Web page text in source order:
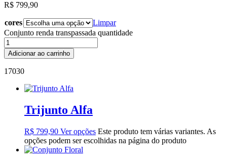
R$ 799,90
cores
Limpar
Conjunto renda transpassada quantidade
Adicionar ao carrinho
17030
Trijunto Alfa
R$ 799,90 Ver opções Este produto tem várias variantes. As
opções podem ser escolhidas na página do produto